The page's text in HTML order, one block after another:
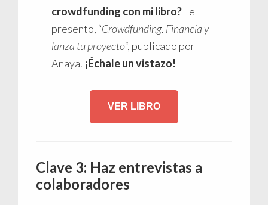
crowdfunding con mi libro?Te
presento, “Crowdfunding. Financia y
lanza tu proyecto“, publicado por
Anaya. ¡Échale un vistazo!
VER LIBRO
Clave 3: Haz entrevistas a
colaboradores